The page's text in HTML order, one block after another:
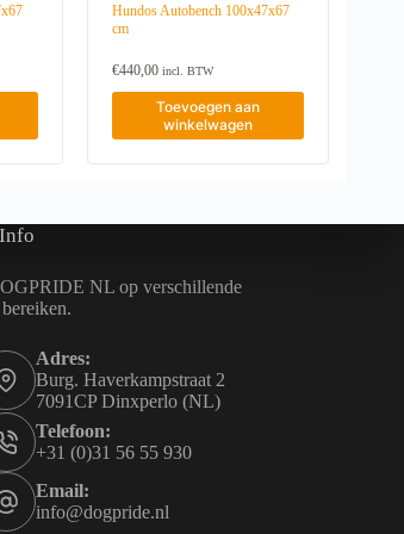
Hundos Autobench 100x47x67
cm
€440,00 incl. BTW
Toevoegen aan
winkelwagen
NL op verschillende
Adres:
Burg. Haverkampstraat 2
7091CP Dinxperlo (NL)
Telefoon:
+31 (0)31 56 55 930
Email:
info@dogpride.nl